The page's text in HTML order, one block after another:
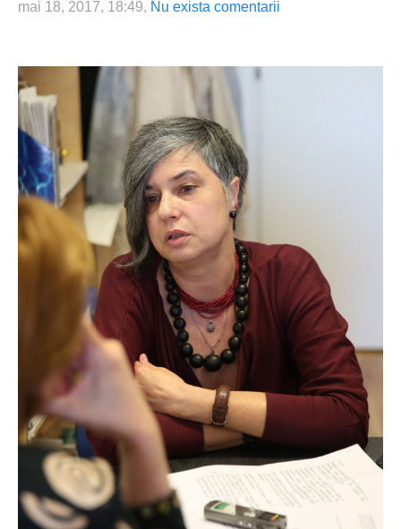
mai 18, 2017, 18:49, Nu exista comentarii